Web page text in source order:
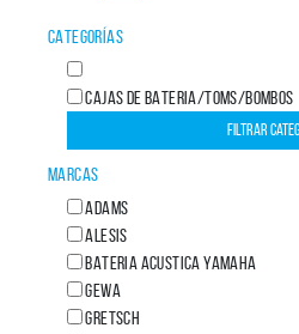
CATEGORÍAS
CAJAS DE BATERIA/TOMS/BOMBOS
MARCAS
ADAMS
ALESIS
BATERIA ACUSTICA YAMAHA
GEWA
GRETSCH